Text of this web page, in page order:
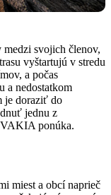
svojich členov,
vyštartujú v stredu
a počas
a nedostatkom
je doraziť do
jednu z
ponúka.
miest a obcí naprieč